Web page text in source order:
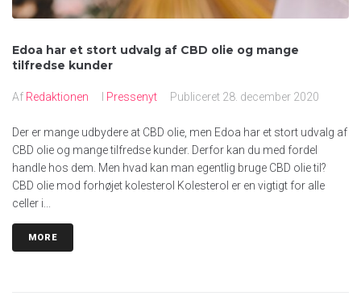
Edoa har et stort udvalg af CBD olie og mange
tilfredse kunder
Af Redaktionen I Pressenyt Publiceret 28. december 2020
Der er mange udbydere at CBD olie, men Edoa har et stort udvalg af
CBD olie og mange tilfredse kunder. Derfor kan du med fordel
handle hos dem. Men hvad kan man egentlig bruge CBD olie til?
CBD olie mod forhøjet kolesterol Kolesterol er en vigtigt for alle
celler i...
MORE